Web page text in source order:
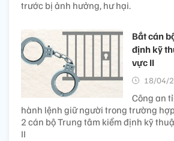
trước bị ảnh hưởng, hư hại.
Bắt cán
định kỹ
vực II
18/04/
Công an
hành lệnh giữ người trong trường
2 cán bộ Trung tâm kiểm định kỹ
II